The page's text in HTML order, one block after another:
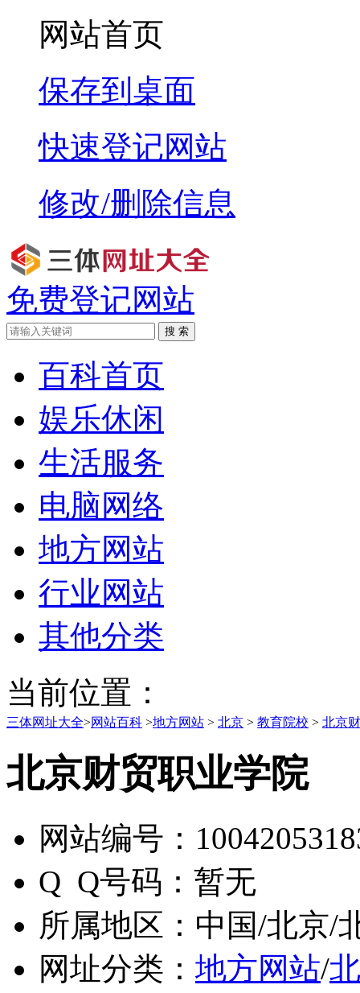
网站首页
保存到桌面
快速登记网站
修改/删除信息
免费登记网站
搜 索
百科首页
娱乐休闲
生活服务
电脑网络
地方网站
行业网站
其他分类
当前位置：
三体网址大全>网站百科 >地方网站 > 北京 > 教育院校 > 北京
北京财贸职业学院
网站编号：
Q Q号码： 暂无
所属地区： 中国/北京/
网址分类： 地方网站/